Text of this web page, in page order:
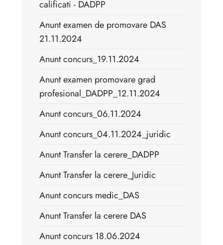
calificati - DADPP
Anunt examen de promovare DAS
21.11.2024
Anunt concurs_19.11.2024
Anunt examen promovare grad
profesional_DADPP_12.11.2024
Anunt concurs_06.11.2024
Anunt concurs_04.11.2024_juridic
Anunt Transfer la cerere_DADPP
Anunt Transfer la cerere_Juridic
Anunt concurs medic_DAS
Anunt Transfer la cerere DAS
Anunt concurs 18.06.2024